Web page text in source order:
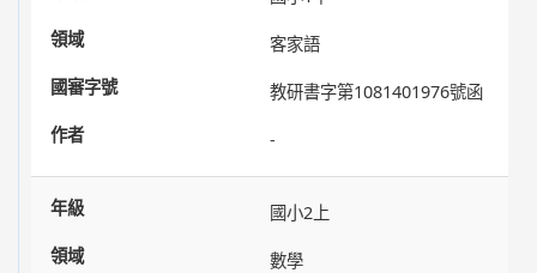
客家語
教研書字第1081401976號函
-
國小2上
數學